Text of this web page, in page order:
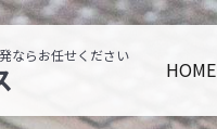
ならお任せください
HOME